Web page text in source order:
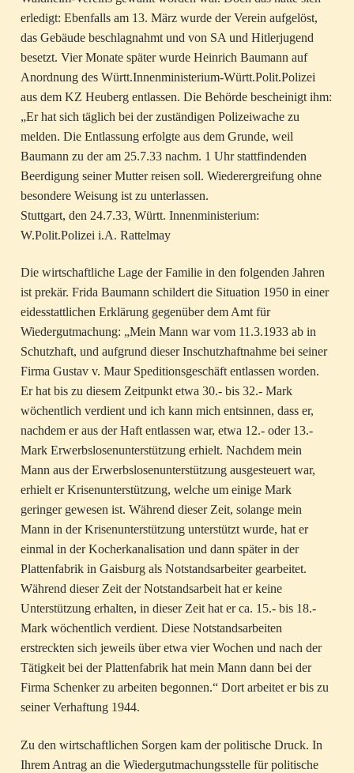
erledigt: Ebenfalls am 13. März wurde der Verein aufgelöst,
das Gebäude beschlagnahmt und von SA und Hitlerjugend
besetzt. Vier Monate später wurde Heinrich Baumann auf
Anordnung des Württ.Innenministerium-Württ.Polit.Polizei
aus dem KZ Heuberg entlassen. Die Behörde bescheinigt ihm:
„Er hat sich täglich bei der zuständigen Polizeiwache zu
melden. Die Entlassung erfolgte aus dem Grunde, weil
Baumann zu der am 25.7.33 nachm. 1 Uhr stattfindenden
Beerdigung seiner Mutter reisen soll. Wiederergreifung ohne
besondere Weisung ist zu unterlassen.
Stuttgart, den 24.7.33, Württ. Innenministerium:
W.Polit.Polizei i.A. Rattelmay
Die wirtschaftliche Lage der Familie in den folgenden Jahren
ist prekär. Frida Baumann schildert die Situation 1950 in einer
eidesstattlichen Erklärung gegenüber dem Amt für
Wiedergutmachung: „Mein Mann war vom 11.3.1933 ab in
Schutzhaft, und aufgrund dieser Inschutzhaftnahme bei seiner
Firma Gustav v. Maur Speditionsgeschäft entlassen worden.
Er hat bis zu diesem Zeitpunkt etwa 30.- bis 32.- Mark
wöchentlich verdient und ich kann mich entsinnen, dass er,
nachdem er aus der Haft entlassen war, etwa 12.- oder 13.-
Mark Erwerbslosenunterstützung erhielt. Nachdem mein
Mann aus der Erwerbslosenunterstützung ausgesteuert war,
erhielt er Krisenunterstützung, welche um einige Mark
geringer gewesen ist. Während dieser Zeit, solange mein
Mann in der Krisenunterstützung unterstützt wurde, hat er
einmal in der Kocherkanalisation und dann später in der
Plattenfabrik in Gaisburg als Notstandsarbeiter gearbeitet.
Während dieser Zeit der Notstandsarbeit hat er keine
Unterstützung erhalten, in dieser Zeit hat er ca. 15.- bis 18.-
Mark wöchentlich verdient. Diese Notstandsarbeiten
erstreckten sich jeweils über etwa vier Wochen und nach der
Tätigkeit bei der Plattenfabrik hat mein Mann dann bei der
Firma Schenker zu arbeiten begonnen.“ Dort arbeitet er bis zu
seiner Verhaftung 1944.
Zu den wirtschaftlichen Sorgen kam der politische Druck. In
Ihrem Antrag an die Wiedergutmachungsstelle für politische